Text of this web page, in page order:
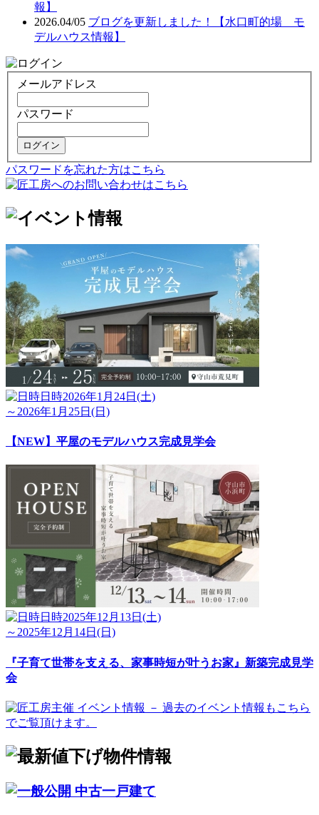
報】
2026.04/05 ブログを更新しました！【水口町的場 モ
デルハウス情報】
メールアドレス
パスワード
ログイン
パスワードを忘れた方はこちら
日時2026年1月24日(土)
～2026年1月25日(日)
【NEW】平屋のモデルハウス完成見学会
日時2025年12月13日(土)
～2025年12月14日(日)
『子育て世帯を支える、家事時短が叶うお家』新築完成見学
会
中古一戸建て